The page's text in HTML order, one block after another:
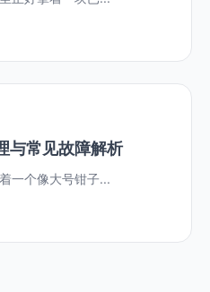
与常见故障解析
一个像大号钳子...